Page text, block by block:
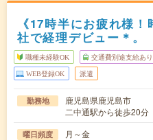
《17時半にお疲れ様
社で経理デビュー＊。
職種未経験OK 交通費別途支給あり
WEB登録OK 派遣
勤務地
鹿児島県鹿児島市
二中通駅から徒歩20分
曜日頻度 月～金